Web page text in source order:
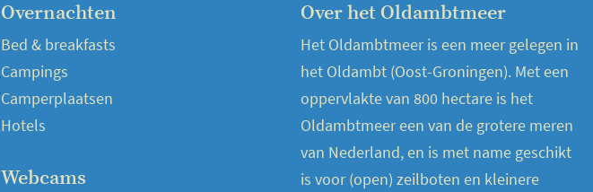
Overnachten
Bed & breakfasts
Campings
Camperplaatsen
Hotels
Webcams
Over het Oldambtmeer
Het Oldambtmeer is een meer gelegen in
het Oldambt (Oost-Groningen). Met een
oppervlakte van 800 hectare is het
Oldambtmeer een van de grotere meren
van Nederland, en is met name geschikt
is voor (open) zeilboten en kleinere